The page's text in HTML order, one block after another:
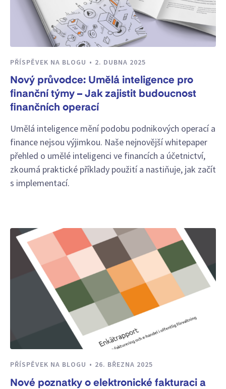
PŘÍSPĚVEK NA BLOGU 2. DUBNA 2025
Nový průvodce: Umělá inteligence pro
finanční týmy – Jak zajistit budoucnost
finančních operací
Umělá inteligence mění podobu podnikových operací a
finance nejsou výjimkou. Naše nejnovější whitepaper
přehled o umělé inteligenci ve financích a účetnictví,
zkoumá praktické příklady použití a nastiňuje, jak začít
s implementací.
PŘÍSPĚVEK NA BLOGU 26. BŘEZNA 2025
Nové poznatky o elektronické fakturaci a